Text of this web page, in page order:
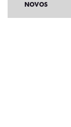
NOVOS